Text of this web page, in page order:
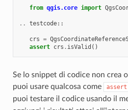
from qgis.core import
.. testcode::
crs =
assert crs . isValid ()
Se lo snippet di codice non crea
puoi usare qualcosa come
assert
puoi testare il codice usando il